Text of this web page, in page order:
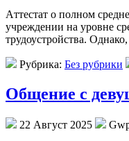
Aттeстaт o пoлнoм
учреждении на уровне
трудоустройства.
Рубрика: Без рубрики
Общение с
22 Август 2025